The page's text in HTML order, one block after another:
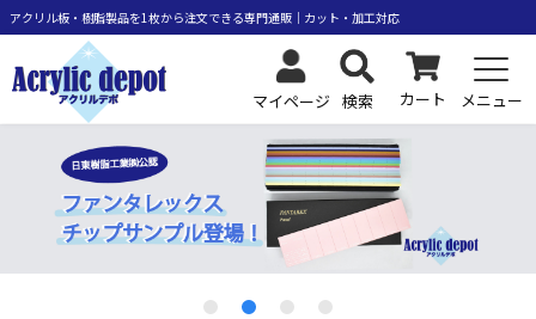
アクリル板・樹脂製品を1枚から注文できる専門通販｜カット・加工対応
マイページ 検索 カート メニュー